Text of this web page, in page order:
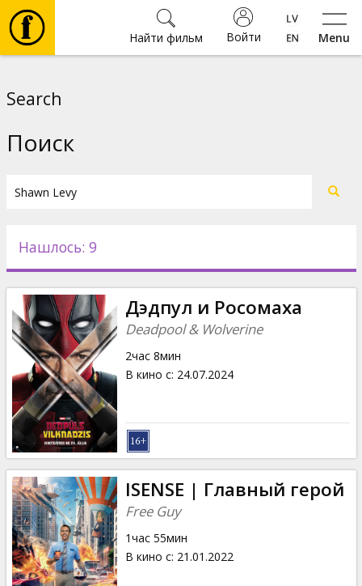
Menu
Войти
Найти фильм
Новости
Подарки
Кинозакуски
B2B
Клуб
Search
Поиск
Нашлось: 9
Дэдпул и Росомаха
Deadpool & Wolverine
2час 8мин
В кино с: 24.07.2024
ISENSE | Главный герой
Free Guy
1час 55мин
В кино с: 21.01.2022